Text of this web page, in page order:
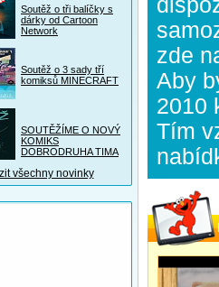
Soutěž o tři balíčky s
dárky od Cartoon
Network
Soutěž o 3 sady tří
komiksů MINECRAFT
SOUTĚŽÍME O NOVÝ
KOMIKS
DOBRODRUHA TIMA
všechny novinky
zde
Aby
2010
Tím